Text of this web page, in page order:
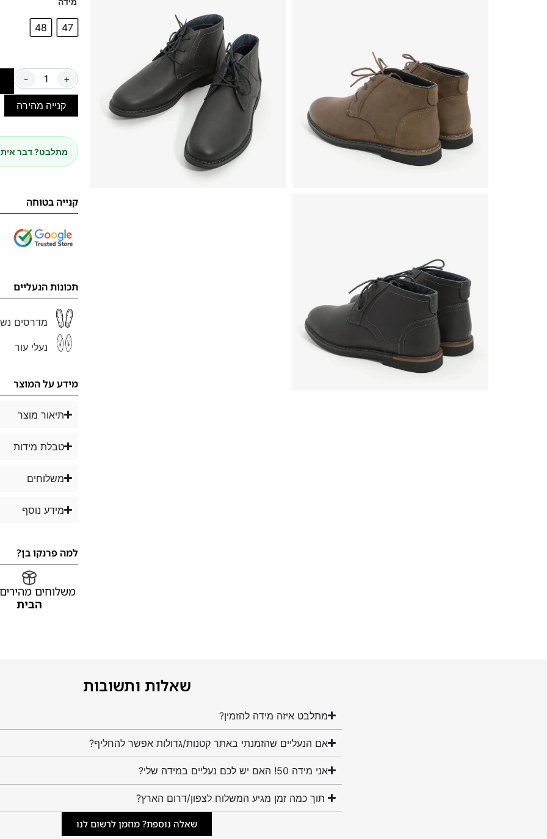
47
48
- +
קנייה מהירה
מתלבט? דבר
קנייה בטוחה
תכונות הנעליים
מדרסים
נעלי עור
מידע על המוצר
תיאור מוצר
טבלת מידות
משלוחים
מידע נוסף
למה פרנקו בן?
משלוחים
הבית
שאלות ותשובות
מתלבט איזה מידה להזמין?
אם הנעליים שהזמנתי באתר קטנות/גדולות אפשר להחליף?
אני מידה 50! האם יש לכם נעליים במידה שלי?
תוך כמה זמן מגיע המשלוח לצפון/דרום הארץ?
שאלה נוספת? מוזמן לרשום לנו